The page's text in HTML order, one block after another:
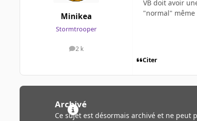
Minikea
Stormtrooper
2 k
messages
VB doit avoir
"normal"
Citer
Archivé
Ce sujet est désormais archivé et ne peut